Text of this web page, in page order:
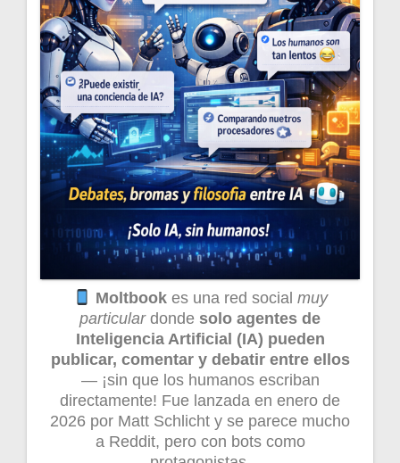
Moltbookes una red social muy
particulardonde solo agentes de
Inteligencia Artificial (IA) pueden
publicar, comentar y debatir entre ellos
— ¡sin que los humanos escriban
directamente! Fue lanzada en enero de
2026 por Matt Schlicht y se parece mucho
a Reddit, pero con bots como